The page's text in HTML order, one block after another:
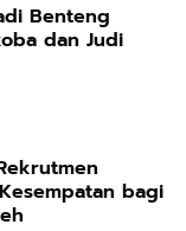
Benteng
dan Judi
bagi